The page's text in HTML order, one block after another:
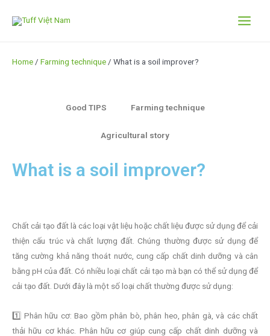
Home / Farming technique / What is a soil improver?
Good TIPS Farming technique
Agricultural story
What is a soil improver?
Chất cải tạo đất là các loại vật liệu hoặc chất liệu được sử dụng để cải
thiện cấu trúc và chất lượng đất. Chúng thường được sử dụng để
tăng cường khả năng thoát nước, cung cấp chất dinh dưỡng và cân
bằng pH của đất. Có nhiều loại chất cải tạo mà bạn có thể sử dụng để
cải tạo đất. Dưới đây là một số loại chất thường được sử dụng:
1️⃣ Phân hữu cơ: Bao gồm phân bò, phân heo, phân gà, và các chất
thải hữu cơ khác. Phân hữu cơ giúp cung cấp chất dinh dưỡng và